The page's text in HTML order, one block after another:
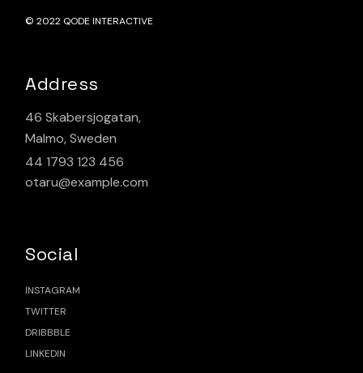
© 2022 QODE INTERACTIVE
Address
46 Skabersjogatan,
Malmo, Sweden
44 1793 123 456
otaru@example.com
Social
INSTAGRAM
TWITTER
DRIBBBLE
LINKEDIN